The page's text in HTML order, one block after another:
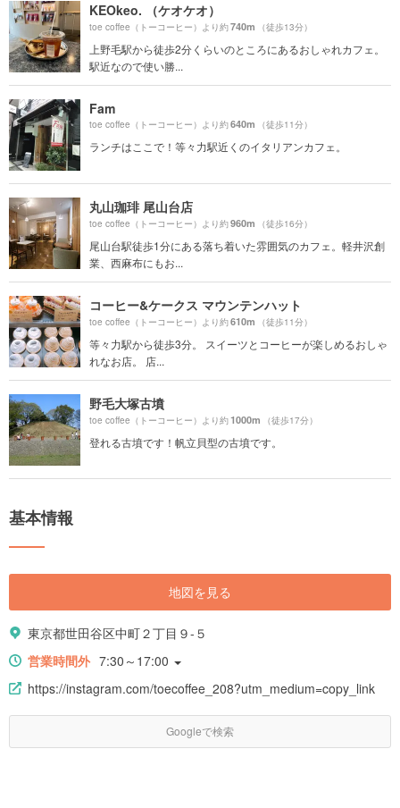
KEOkeo. （ケオケオ）
toe coffee（トーコーヒー）より約740m （徒歩13分）
上野毛駅から徒歩2分くらいのところにあるおしゃれカフェ。
駅近なので使い勝...
Fam
toe coffee（トーコーヒー）より約640m （徒歩11分）
ランチはここで！等々力駅近くのイタリアンカフェ。
丸山珈琲 尾山台店
toe coffee（トーコーヒー）より約960m （徒歩16分）
尾山台駅徒歩1分にある落ち着いた雰囲気のカフェ。軽井沢創
業、西麻布にもお...
コーヒー&ケークス マウンテンハット
toe coffee（トーコーヒー）より約610m （徒歩11分）
等々力駅から徒歩3分。 スイーツとコーヒーが楽しめるおしゃ
れなお店。 店...
野毛大塚古墳
toe coffee（トーコーヒー）より約1000m （徒歩17分）
登れる古墳です！帆立貝型の古墳です。
基本情報
地図を見る
東京都世田谷区中町２丁目９-５
営業時間外 7:30～17:00
https://instagram.com/toecoffee_208?utm_medium=copy_link
Googleで検索